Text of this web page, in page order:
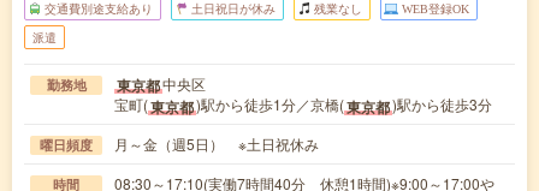
交通費別途支給あり 土日祝日が休み 残業なし WEB登録OK
派遣
勤務地 東京都中央区
宝町(東京都)駅から徒歩1分／京橋(東京都)駅から徒歩3分
曜日頻度 月～金（週5日） ※土日祝休み
時間
08:30～17:10(実働7時間40分 休憩1時間)※9:00～17:00や